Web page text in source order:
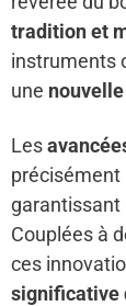
tradition et
instruments
une
Les
précisément
garantissant
Couplées à
ces
significative